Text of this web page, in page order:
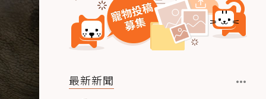
最新新聞